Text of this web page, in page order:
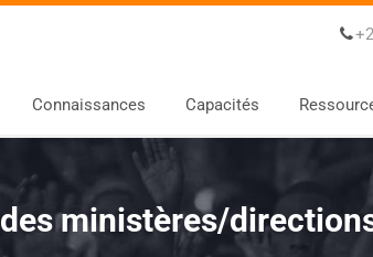
Connaissances Capacités
ministères/